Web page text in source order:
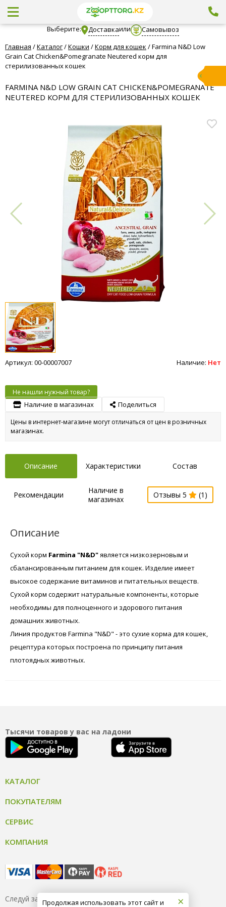
Выберите: Доставкаили
Самовывоз
Главная /Каталог/Кошки /Корм для кошек /Farmina N&D Low
Grain Cat Chicken&Pomegranate Neutered корм для
стерилизованных кошек
FARMINA N&D LOW GRAIN CAT CHICKEN&POMEGRANATE
NEUTERED КОРМ ДЛЯ СТЕРИЛИЗОВАННЫХ КОШЕК
Артикул: 00-00007007 Наличие: Нет
Не нашли нужный товар?
Наличие в магазинах Поделиться
Цены в интернет-магазине могут отличаться от цен в розничных
магазинах.
Описание Характеристики Состав
Рекомендации
Наличие в
магазинах
Отзывы 5 (1)
Описание
Сухой корм Farmina "N&D" является низкозерновым и
сбалансированным питанием для кошек. Изделие имеет
высокое содержание витаминов и питательных веществ.
Сухой корм содержит натуральные компоненты, которые
необходимы для полноценного и здорового питания
домашних животных.
Линия продуктов Farmina "N&D" - это сухие корма для кошек,
рецептура которых построена по принципу питания
плотоядных животных.
Тысячи товаров у вас на ладони
КАТАЛОГ
ПОКУПАТЕЛЯМ
СЕРВИС
КОМПАНИЯ
Следуй за нами ×
Продолжая использовать этот сайт и